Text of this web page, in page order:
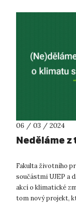
06 / 03 / 2024
Neděláme z
Fakulta životního
součástmi UJEP a
akcí o klimatické
tom nový projekt,